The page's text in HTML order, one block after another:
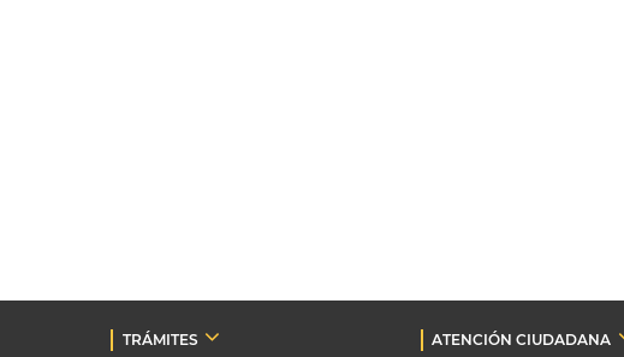
TRÁMITES
ATENCIÓN CIUDADANA